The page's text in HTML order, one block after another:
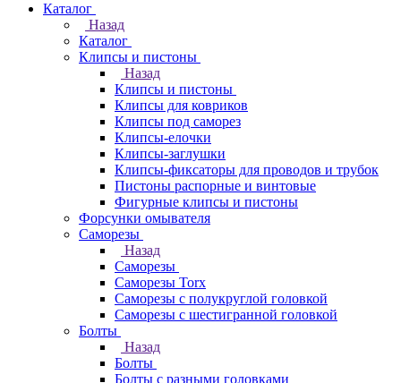
Каталог
Назад
Каталог
Клипсы и пистоны
Назад
Клипсы и пистоны
Клипсы для ковриков
Клипсы под саморез
Клипсы-елочки
Клипсы-заглушки
Клипсы-фиксаторы для проводов и трубок
Пистоны распорные и винтовые
Фигурные клипсы и пистоны
Форсунки омывателя
Саморезы
Назад
Саморезы
Саморезы Torx
Саморезы с полукруглой головкой
Саморезы с шестигранной головкой
Болты
Назад
Болты
Болты с разными головками